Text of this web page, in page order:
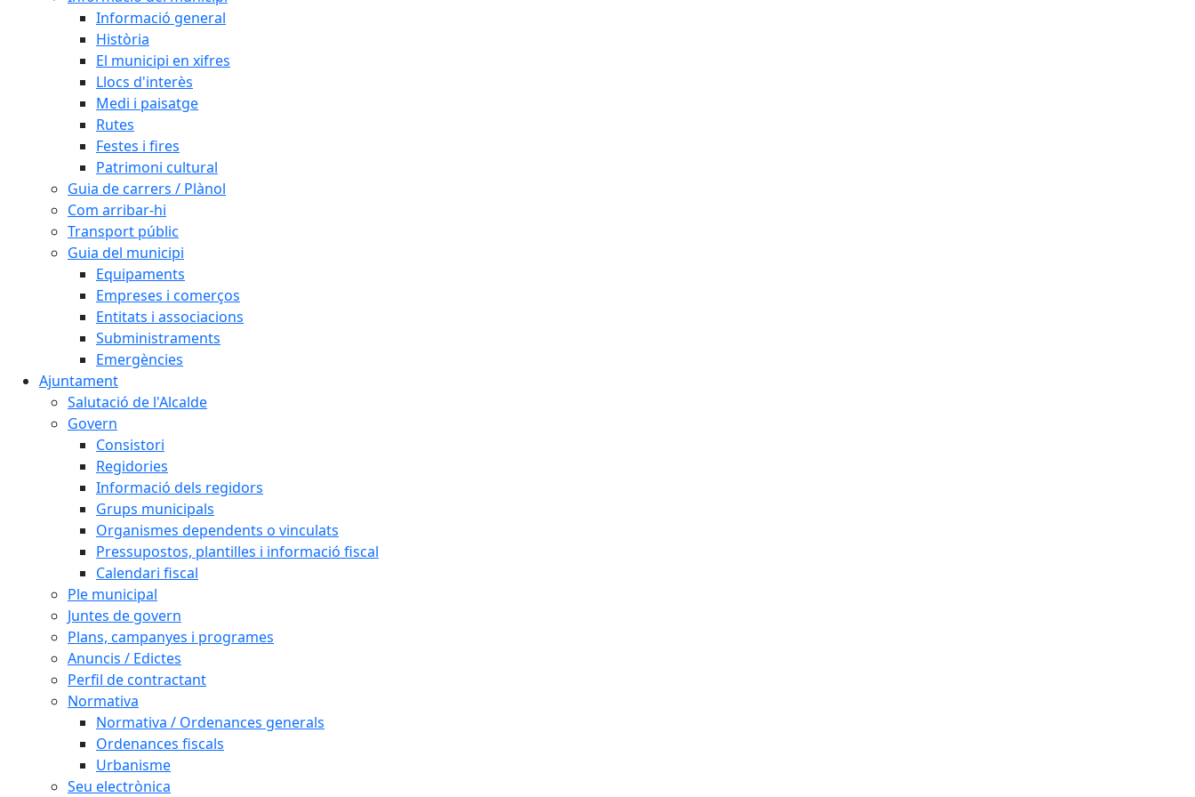
Informació general
Història
El municipi en xifres
Llocs d'interès
Medi i paisatge
Rutes
Festes i fires
Patrimoni cultural
Guia de carrers / Plànol
Com arribar-hi
Transport públic
Guia del municipi
Equipaments
Empreses i comerços
Entitats i associacions
Subministraments
Emergències
Ajuntament
Salutació de l'Alcalde
Govern
Consistori
Regidories
Informació dels regidors
Grups municipals
Organismes dependents o vinculats
Pressupostos, plantilles i informació fiscal
Calendari fiscal
Ple municipal
Juntes de govern
Plans, campanyes i programes
Anuncis / Edictes
Perfil de contractant
Normativa
Normativa / Ordenances generals
Ordenances fiscals
Urbanisme
Seu electrònica